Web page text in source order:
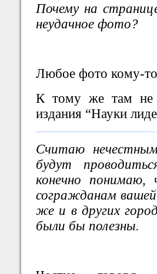
Почему на
неудачное фото?
Любое фото кому-
К тому же там не
издания “Науки
Считаю
будут
конечно
согражданам
же и в других
были бы полезны.